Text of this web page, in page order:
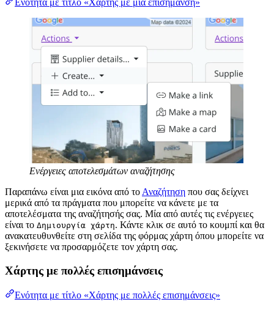
Ενότητα με τίτλο «Χάρτης με μία επισήμανση»
Ενέργειες αποτελεσμάτων αναζήτησης
Παραπάνω είναι μια εικόνα από το Αναζήτηση που σας δείχνει
μερικά από τα πράγματα που μπορείτε να κάνετε με τα
αποτελέσματα της αναζήτησής σας. Μία από αυτές τις ενέργειες
είναι το Δημιουργία χάρτη. Κάντε κλικ σε αυτό το κουμπί και θα
ανακατευθυνθείτε στη σελίδα της φόρμας χάρτη όπου μπορείτε να
ξεκινήσετε να προσαρμόζετε τον χάρτη σας.
Χάρτης με πολλές επισημάνσεις
Ενότητα με τίτλο «Χάρτης με πολλές επισημάνσεις»